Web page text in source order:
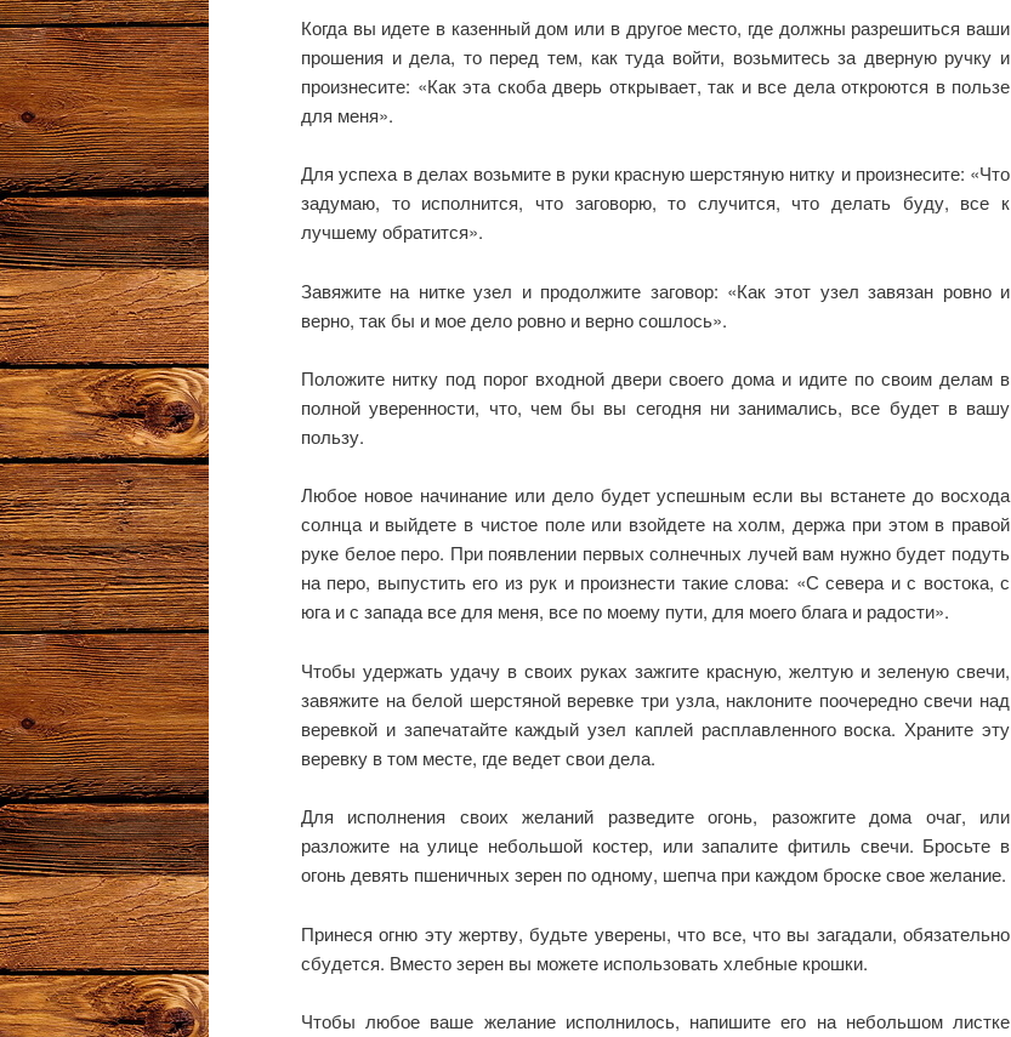
Когда вы идете в казенный дом или в другое место, где должны разрешиться ваши
прошения и дела, то перед тем, как туда войти, возьмитесь за дверную ручку и
произнесите: «Как эта скоба дверь открывает, так и все дела откроются в пользе
для меня».
Для успеха в делах возьмите в руки красную шерстяную нитку и произнесите: «Что
задумаю, то исполнится, что заговорю, то случится, что делать буду, все к
лучшему обратится».
Завяжите на нитке узел и продолжите заговор: «Как этот узел завязан ровно и
верно, так бы и мое дело ровно и верно сошлось».
Положите нитку под порог входной двери своего дома и идите по своим делам в
полной уверенности, что, чем бы вы сегодня ни занимались, все будет в вашу
пользу.
Любое новое начинание или дело будет успешным если вы встанете до восхода
солнца и выйдете в чистое поле или взойдете на холм, держа при этом в правой
руке белое перо. При появлении первых солнечных лучей вам нужно будет подуть
на перо, выпустить его из рук и произнести такие слова: «С севера и с востока, с
юга и с запада все для меня, все по моему пути, для моего блага и радости».
Чтобы удержать удачу в своих руках зажгите красную, желтую и зеленую свечи,
завяжите на белой шерстяной веревке три узла, наклоните поочередно свечи над
веревкой и запечатайте каждый узел каплей расплавленного воска. Храните эту
веревку в том месте, где ведет свои дела.
Для исполнения своих желаний разведите огонь, разожгите дома очаг, или
разложите на улице небольшой костер, или запалите фитиль свечи. Бросьте в
огонь девять пшеничных зерен по одному, шепча при каждом броске свое желание.
Принеся огню эту жертву, будьте уверены, что все, что вы загадали, обязательно
сбудется. Вместо зерен вы можете использовать хлебные крошки.
Чтобы любое ваше желание исполнилось, напишите его на небольшом листке